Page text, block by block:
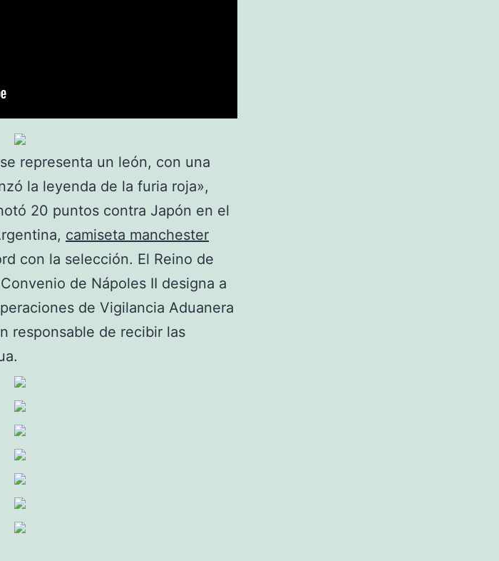
representa un león, con una
la leyenda de la furia roja»,
20 puntos contra Japón en el
camiseta manchester
con la selección. El Reino de
de Nápoles II designa a
de Vigilancia Aduanera
responsable de recibir las